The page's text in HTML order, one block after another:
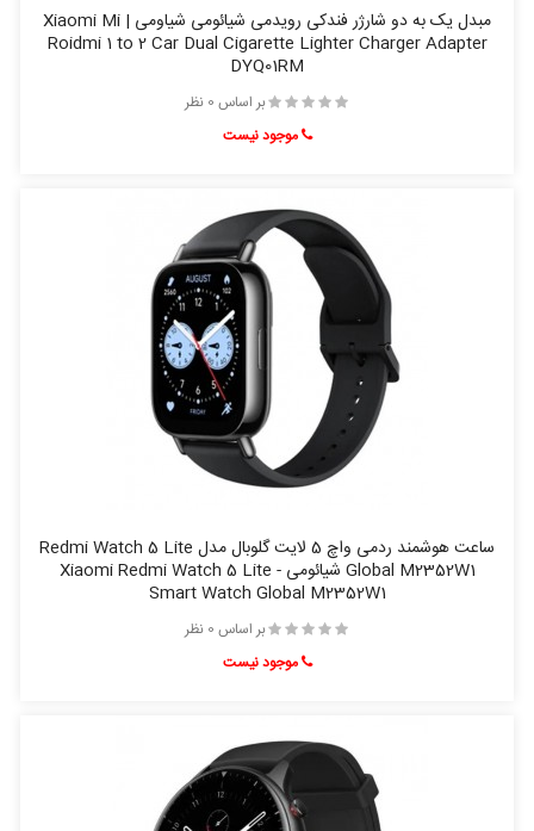
مبدل یک به دو شارژر فندکی رویدمی شیائومی شیاومی | Xiaomi Mi
Roidmi 1 to 2 Car Dual Cigarette Lighter Charger Adapter
DYQ01RM
بر اساس 0 نظر
موجود نیست
ساعت هوشمند ردمی واچ 5 لایت گلوبال مدل Redmi Watch 5 Lite
Global M2352W1 شيائومی - Xiaomi Redmi Watch 5 Lite
Smart Watch Global M2352W1
بر اساس 0 نظر
موجود نیست